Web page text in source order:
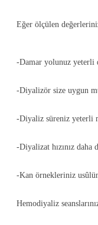
Eğer ölçülen
-Damar yolunuz yeterli
-Diyalizör size uygun
-Diyaliz süreniz yeterli
-Diyalizat hızınız daha
-Kan örnekleriniz
Hemodiyaliz